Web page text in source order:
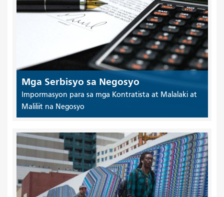
Mga Serbisyo sa Negosyo
Impormasyon para sa mga Kontratista at Malalaki at
Maliliit na Negosyo